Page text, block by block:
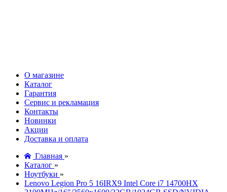
О магазине
Каталог
Гарантия
Сервис и рекламация
Контакты
Новинки
Акции
Доставка и оплата
Главная »
Каталог »
Ноутбуки »
Lenovo Legion Pro 5 16IRX9 Intel Core i7 14700HX